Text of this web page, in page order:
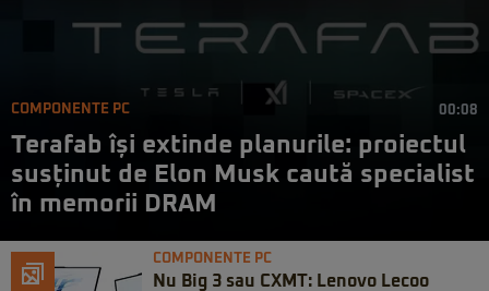
COMPONENTE PC 00:08
Terafab își extinde planurile: proiectul
susținut de Elon Musk caută specialist
în memorii DRAM
COMPONENTE PC
Nu Big 3 sau CXMT: Lenovo Lecoo